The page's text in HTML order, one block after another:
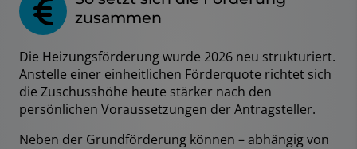
zusammen
Die Heizungsförderung wurde 2026 neu strukturiert.
Anstelle einer einheitlichen Förderquote richtet sich
die Zuschusshöhe heute stärker nach den
persönlichen Voraussetzungen der Antragsteller.
Neben der Grundförderung können – abhängig von